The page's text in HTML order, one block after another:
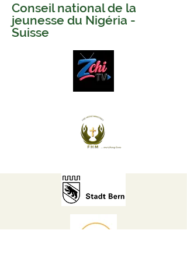
Conseil national de la
jeunesse du Nigéria -
Suisse